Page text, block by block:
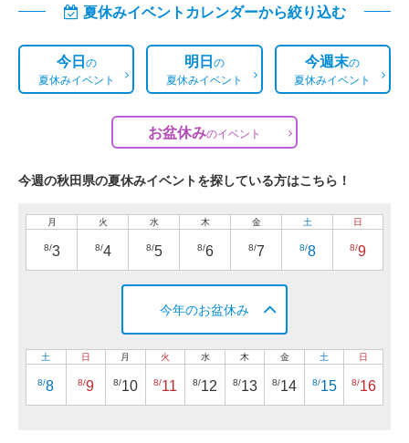
夏休みイベントカレンダーから絞り込む
今日の
夏休みイベント
明日の
夏休みイベント
今週末の
夏休みイベント
お盆休みのイベント
今週の秋田県の夏休みイベントを探している方はこちら！
月
8/3
火
8/4
水
8/5
木
8/6
金
8/7
土
8/8
日
8/9
今年のお盆休み
土
8/8
日
8/9
月
8/10
火
8/11
水
8/12
木
8/13
金
8/14
土
8/15
日
8/16